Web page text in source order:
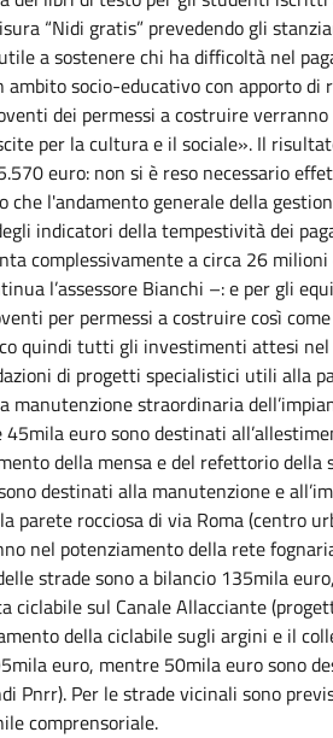
“Nidi gratis” prevedendo gli
a sostenere chi ha difficoltà nel
socio-educativo con apporto
dei permessi a costruire
per la cultura e il sociale». Il
euro: non si è reso necessario
che l'andamento generale della
indicatori della tempestività dei
complessivamente a circa 26
l’assessore Bianchi –: e per gli
per permessi a costruire così
quindi tutti gli investimenti attesi
di progetti specialistici utili alla
straordinaria
euro sono destinati
della mensa e del refettorio
destinati alla manutenzione e
parete rocciosa di via Roma (centro
nel potenziamento della rete
strade sono a bilancio 135mila
ciclabile sul Canale Allacciante
della ciclabile sugli argini e il
euro, mentre 50mila euro sono
Pnrr). Per le strade vicinali sono
comprensoriale.